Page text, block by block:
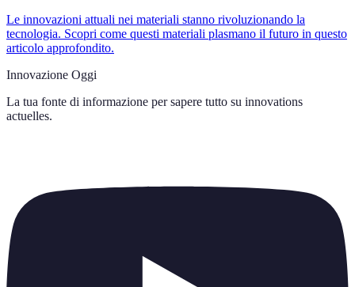
Le innovazioni attuali nei materiali stanno rivoluzionando la
tecnologia. Scopri come questi materiali plasmano il futuro in questo
articolo approfondito.
Innovazione Oggi
La tua fonte di informazione per sapere tutto su innovations
actuelles.